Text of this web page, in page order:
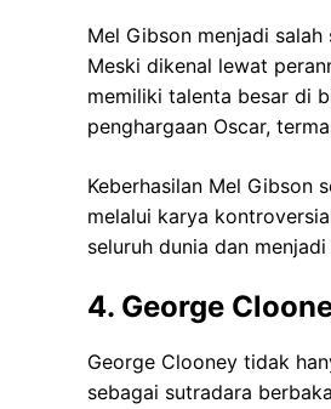
Mel Gibson menjadi salah
Meski dikenal lewat
memiliki talenta besar di
penghargaan Oscar,
Keberhasilan Mel Gibson
melalui karya
seluruh dunia dan
4. George
George Clooney tidak
sebagai sutradara